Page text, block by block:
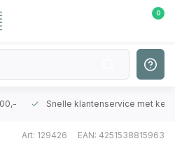
0
Snelle klantenservice met
Art: 129426 EAN: 4251538815963